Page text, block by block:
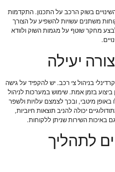
בשוק הרכב על התכנון. התקדמות
משתנים עשויות להשפיע על הצורך
לבצע מחקר שוטף על מגמות השוק ולוודא
יעילה
בניהול צי רכב. יש להקפיד על גישה
בזמן אמת. שימוש במערכות לניהול
באופן מיטבי, ובכך לצמצם עלויות ולשפר
יכולה להניב תוצאות חיוביות,
באיכות השירות שניתן ללקוחות.
לתהליך